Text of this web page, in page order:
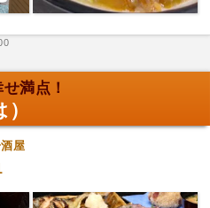
満点！
屋